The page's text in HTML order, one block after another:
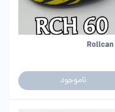
ناموجود